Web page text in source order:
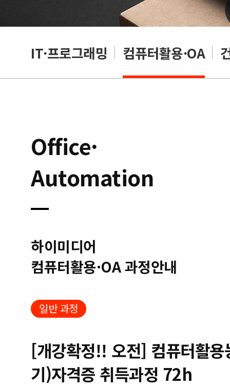
IT·프로그래밍 컴퓨터활용·OA
Office·
Automation
하이미디어
컴퓨터활용·OA 과정안내
일반 과정
[개강확정!! 오전] 컴퓨터활
기)자격증 취득과정 72h